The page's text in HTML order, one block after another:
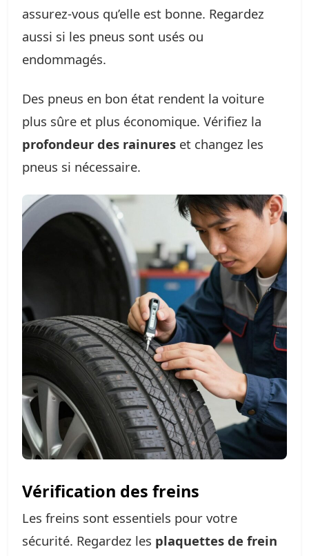
assurez-vous qu’elle est bonne. Regardez
aussi si les pneus sont usés ou
endommagés.
Des pneus en bon état rendent la voiture
plus sûre et plus économique. Vérifiez la
profondeur des rainures et changez les
pneus si nécessaire.
Vérification des freins
Les freins sont essentiels pour votre
sécurité. Regardez les plaquettes de frein